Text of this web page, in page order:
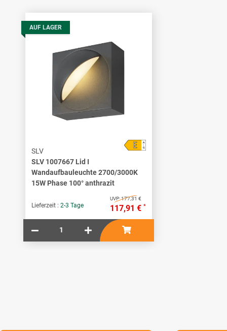
AUF LAGER
SLV
SLV 1007667 Lid I
Wandaufbauleuchte 2700/3000K
15W Phase 100° anthrazit
Lieferzeit : 2-3 Tage
UVP:177,31 €
117,91 € *
A
↑
G
E